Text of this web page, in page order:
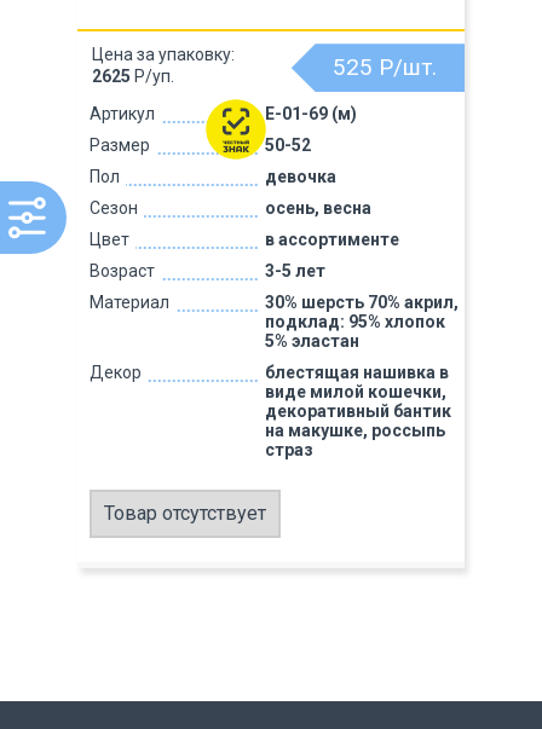
Артикул
E-01-69 (м)
Размер
50-52
Пол
девочка
Сезон
осень, весна
Цвет
в ассортименте
Возраст
3-5 лет
Материал
30% шерсть 70% акрил,
подклад: 95% хлопок
5% эластан
Декор
блестящая нашивка в
виде милой кошечки,
декоративный бантик
на макушке, россыпь
страз
525 Р/шт.
Цена за упаковку:
2625 Р/уп.
Товар отсутствует